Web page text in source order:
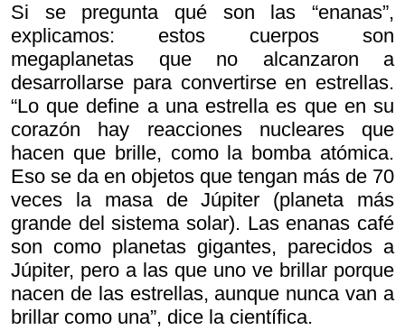
Si se pregunta qué son las “enanas”,
explicamos: estos cuerpos son
megaplanetas que no alcanzaron a
desarrollarse para convertirse en estrellas.
“Lo que define a una estrella es que en su
corazón hay reacciones nucleares que
hacen que brille, como la bomba atómica.
Eso se da en objetos que tengan más de 70
veces la masa de Júpiter (planeta más
grande del sistema solar). Las enanas café
son como planetas gigantes, parecidos a
Júpiter, pero a las que uno ve brillar porque
nacen de las estrellas, aunque nunca van a
brillar como una”, dice la científica.